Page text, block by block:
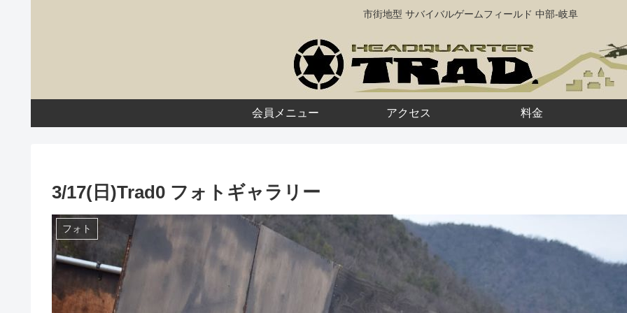
市街地型 サバイバルゲームフィールド 中部-岐阜
会員メニュー アクセス 料金
3/17(日)Trad0 フォトギャラリー
フォト